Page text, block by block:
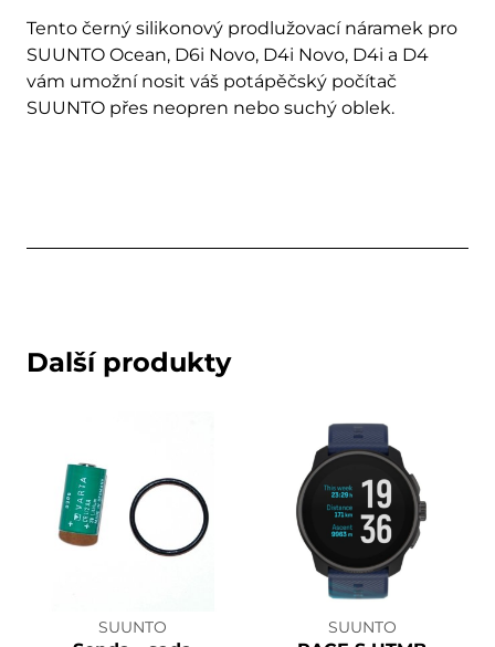
Tento černý silikonový prodlužovací náramek pro
SUUNTO Ocean, D6i Novo, D4i Novo, D4i a D4
vám umožní nosit váš potápěčský počítač
SUUNTO přes neopren nebo suchý oblek.
Další produkty
SUUNTO SUUNTO